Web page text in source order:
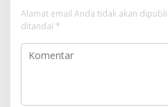
Alamat email Anda tidak akan
ditandai *